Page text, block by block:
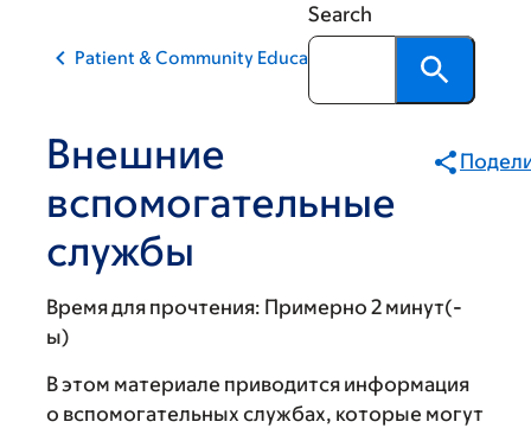
Search
Patient & Community Education
Внешние
вспомогательные
службы
Время для прочтения: Примерно 2 минут(-
ы)
В этом материале приводится информация
о вспомогательных службах, которые могут